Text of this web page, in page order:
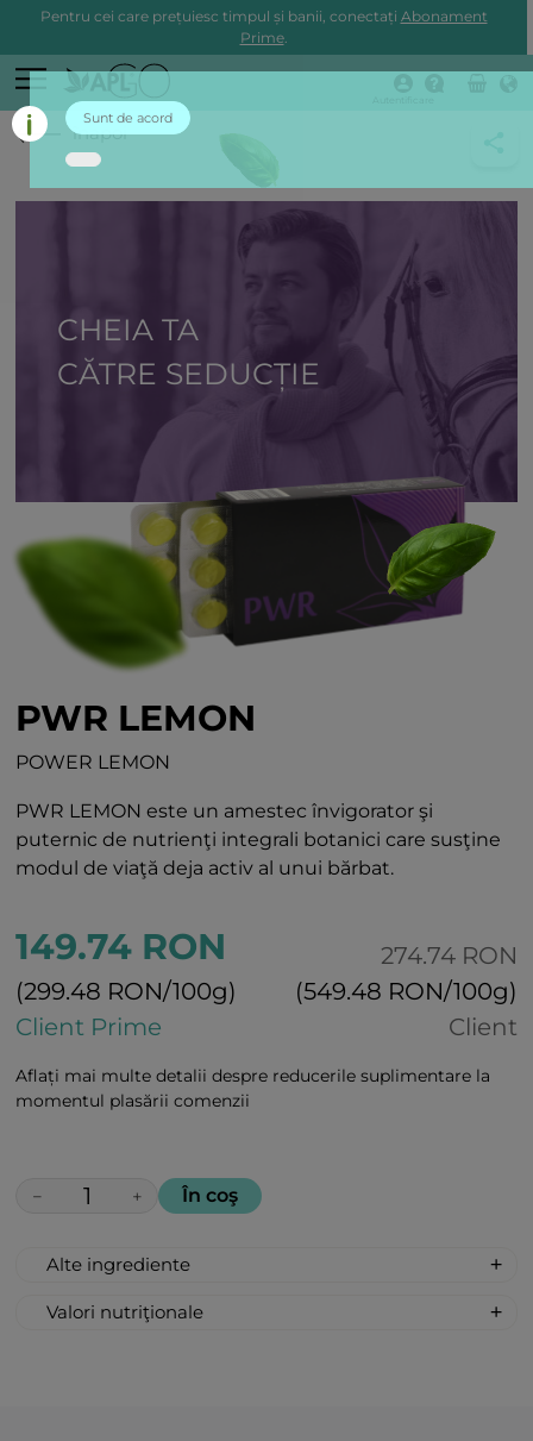
Pentru cei care prețuiesc timpul și banii, conectați Abonament
Prime.
înapoi
CHEIA TA
CĂTRE SEDUCȚIE
PWR LEMON
POWER LEMON
PWR LEMON este un amestec învigorator şi
puternic de nutrienţi integrali botanici care susţine
modul de viaţă deja activ al unui bărbat.
149.74 RON
(299.48 RON/100g)
Client Prime
274.74 RON
(549.48 RON/100g)
Client
Aflați mai multe detalii despre reducerile suplimentare la
momentul plasării comenzii
− + În coş
Alte ingrediente
zahăr de sfeclă, acidifiant-acid citric din
Valori nutriţionale
Sunt de acord